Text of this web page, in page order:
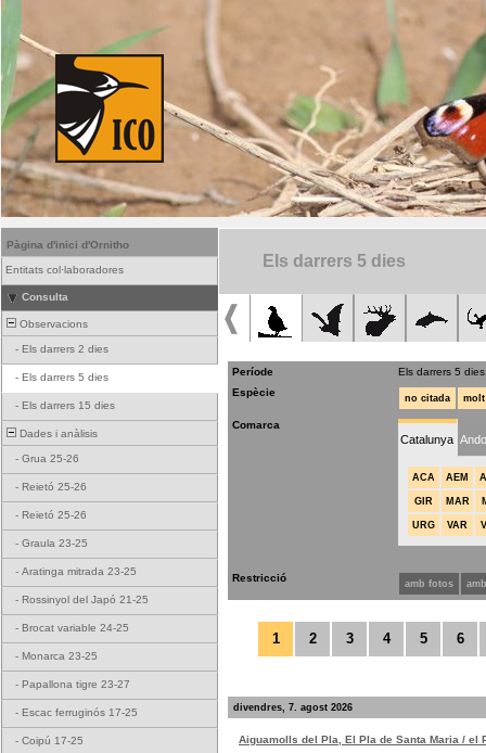
Pàgina d'inici d'Ornitho
Entitats col·laboradores
Consulta
Observacions
- Els darrers 2 dies
- Els darrers 5 dies
- Els darrers 15 dies
Dades i anàlisis
- Grua 25-26
- Reietó 25-26
- Reietó 25-26
- Graula 23-25
- Aratinga mitrada 23-25
- Rossinyol del Japó 21-25
- Brocat variable 24-25
- Monarca 23-25
- Papallona tigre 23-27
- Escac ferruginós 17-25
- Coipú 17-25
Els darrers 5 dies
Període
Els darrers 5 dies
Espècie
no citada
Comarca
Catalunya
ACA AEM
GIR MAR
URG VAR
Restricció amb fotos
1 2 3 4 5 6
divendres, 7. agost 2026
Aiguamolls del Pla, El Pla de Santa Maria / el